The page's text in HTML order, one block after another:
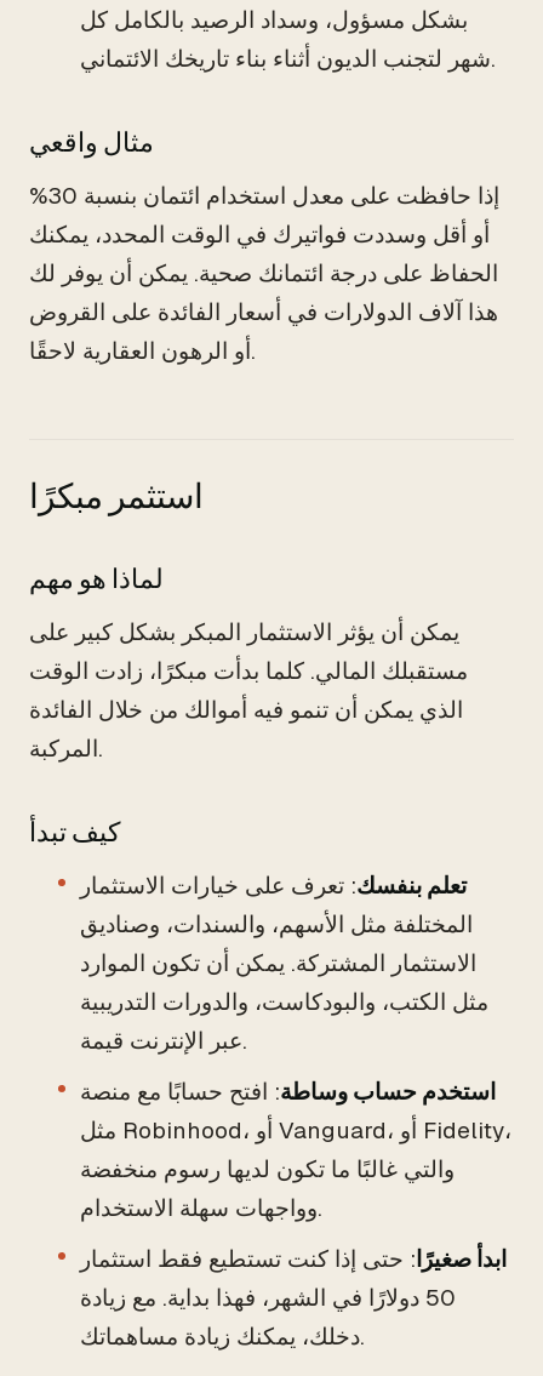
بشكل مسؤول، وسداد الرصيد بالكامل كل
شهر لتجنب الديون أثناء بناء تاريخك الائتماني.
مثال واقعي
إذا حافظت على معدل استخدام ائتمان بنسبة 30%
أو أقل وسددت فواتيرك في الوقت المحدد، يمكنك
الحفاظ على درجة ائتمانك صحية. يمكن أن يوفر لك
هذا آلاف الدولارات في أسعار الفائدة على القروض
أو الرهون العقارية لاحقًا.
استثمر مبكرًا
لماذا هو مهم
يمكن أن يؤثر الاستثمار المبكر بشكل كبير على
مستقبلك المالي. كلما بدأت مبكرًا، زادت الوقت
الذي يمكن أن تنمو فيه أموالك من خلال الفائدة
المركبة.
كيف تبدأ
تعلم بنفسك: تعرف على خيارات الاستثمار
المختلفة مثل الأسهم، والسندات، وصناديق
الاستثمار المشتركة. يمكن أن تكون الموارد
مثل الكتب، والبودكاست، والدورات التدريبية
عبر الإنترنت قيمة.
استخدم حساب وساطة: افتح حسابًا مع منصة
مثل Robinhood، أو Vanguard، أو Fidelity،
والتي غالبًا ما تكون لديها رسوم منخفضة
وواجهات سهلة الاستخدام.
ابدأ صغيرًا: حتى إذا كنت تستطيع فقط استثمار
50 دولارًا في الشهر، فهذا بداية. مع زيادة
دخلك، يمكنك زيادة مساهماتك.